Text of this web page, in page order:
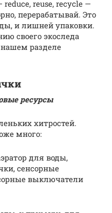
reduce, reuse, recycle —
перерабатывай. Это
и лишней упаковки.
своего экоследа
разделе
ресурсы
хитростей.
много:
для воды,
сенсорные
выключатели